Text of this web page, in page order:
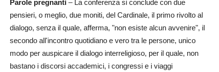
Parole pregnanti – La conferenza si conclude con due
pensieri, o meglio, due moniti, del Cardinale, il primo rivolto al
dialogo, senza il quale, afferma, "non esiste alcun avvenire", il
secondo all'incontro quotidiano e vero tra le persone, unico
modo per auspicare il dialogo interreligioso, per il quale, non
bastano i discorsi accademici, i congressi e i viaggi